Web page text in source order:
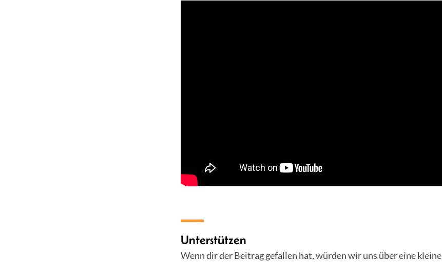
Unterstützen
Wenn dir der Beitrag gefallen hat, würden wir uns über eine kleine